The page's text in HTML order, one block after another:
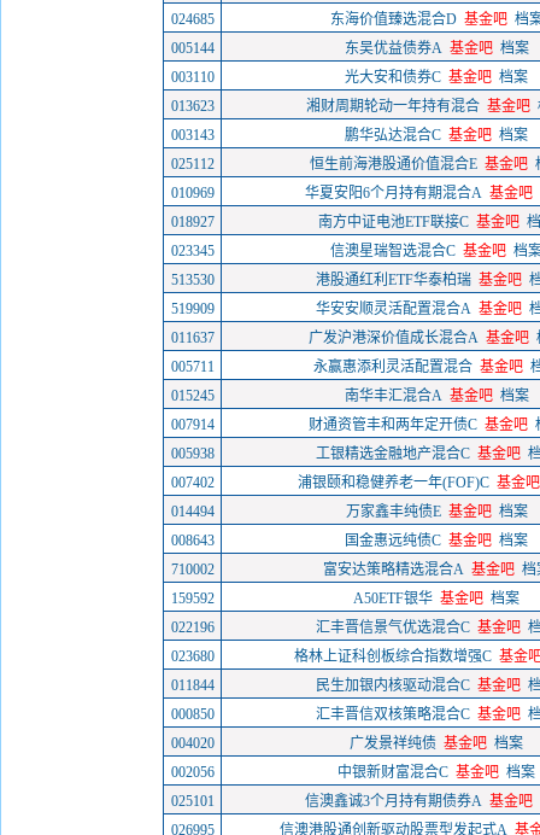
024685
东海价值臻选混合D 基金吧 档
005144
东吴优益债券A 基金吧 档案
003110
光大安和债券C 基金吧 档案
013623
湘财周期轮动一年持有混合 基金吧
003143
鹏华弘达混合C 基金吧 档案
025112
恒生前海港股通价值混合E 基金吧
010969
华夏安阳6个月持有期混合A 基金吧
018927
南方中证电池ETF联接C 基金吧
023345
信澳星瑞智选混合C 基金吧 档
513530
港股通红利ETF华泰柏瑞 基金吧
519909
华安安顺灵活配置混合A 基金吧
011637
广发沪港深价值成长混合A 基金吧
005711
永赢惠添利灵活配置混合 基金吧
015245
南华丰汇混合A 基金吧 档案
007914
财通资管丰和两年定开债C 基金吧
005938
工银精选金融地产混合C 基金吧
007402
浦银颐和稳健养老一年(FOF)C 基金吧
014494
万家鑫丰纯债E 基金吧 档案
008643
国金惠远纯债C 基金吧 档案
710002
富安达策略精选混合A 基金吧 档
159592
A50ETF银华 基金吧 档案
022196
汇丰晋信景气优选混合C 基金吧
023680
格林上证科创板综合指数增强C 基金
011844
民生加银内核驱动混合C 基金吧
000850
汇丰晋信双核策略混合C 基金吧
004020
广发景祥纯债 基金吧 档案
002056
中银新财富混合C 基金吧 档案
025101
信澳鑫诚3个月持有期债券A 基金吧
026995
信澳港股通创新驱动股票型发起式A 基